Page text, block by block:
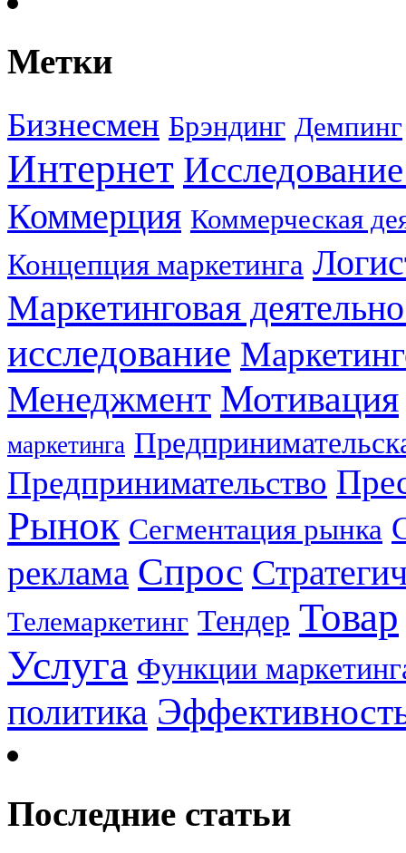
Метки
Бизнесмен Брэндинг Демпинг
Интернет
Коммерция Коммерческая
Концепция маркетинга
Маркетинговая
исследование
Менеджмент Мотивация
маркетинга
Предпринимательство
Рынок Сегментация рынка
реклама Спрос
Телемаркетинг Тендер Товар
Услуга Функции
политика
Последние статьи